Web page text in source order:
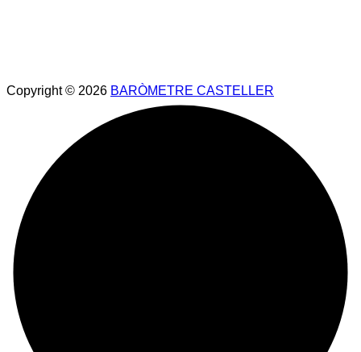
Copyright © 2026 BARÒMETRE CASTELLER